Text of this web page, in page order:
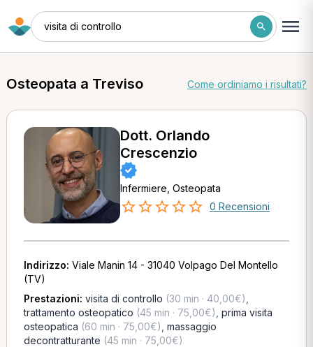
visita di controllo
Osteopata a Treviso Come ordiniamo i risultati?
Dott. Orlando
Crescenzio
Infermiere, Osteopata
0 Recensioni
Indirizzo: Viale Manin 14 - 31040 Volpago Del Montello
(TV)
Prestazioni: visita di controllo (30 min · 40,00€)
trattamento osteopatico (45 min · 75,00€) prima visita
osteopatica (60 min · 75,00€) massaggio
decontratturante (45 min · 75,00€)